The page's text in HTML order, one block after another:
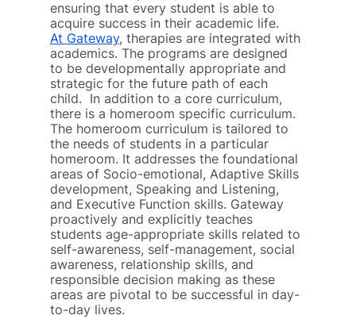
ensuring that every student is able to
acquire success in their academic life.
At Gateway, therapies are integrated with
academics. The programs are designed
to be developmentally appropriate and
strategic for the future path of each
child.  In addition to a core curriculum,
there is a homeroom specific curriculum.
The homeroom curriculum is tailored to
the needs of students in a particular
homeroom. It addresses the foundational
areas of Socio-emotional, Adaptive Skills
development, Speaking and Listening,
and Executive Function skills. Gateway
proactively and explicitly teaches
students age-appropriate skills related to
self-awareness, self-management, social
awareness, relationship skills, and
responsible decision making as these
areas are pivotal to be successful in day-
to-day lives.